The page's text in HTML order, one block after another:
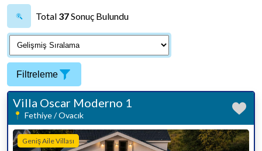
Total 37Sonuç Bulundu
Filtreleme
Villa Oscar Moderno 1
Fethiye / Ovacık
Geniş Aile Villası